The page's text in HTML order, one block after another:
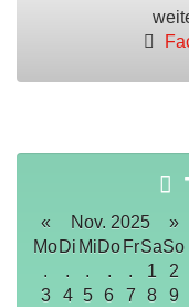
« Nov. 2025
»
MoDi MiDo FrSaSo
.
. . . . 1
2
3
4 5 6 7 8
9